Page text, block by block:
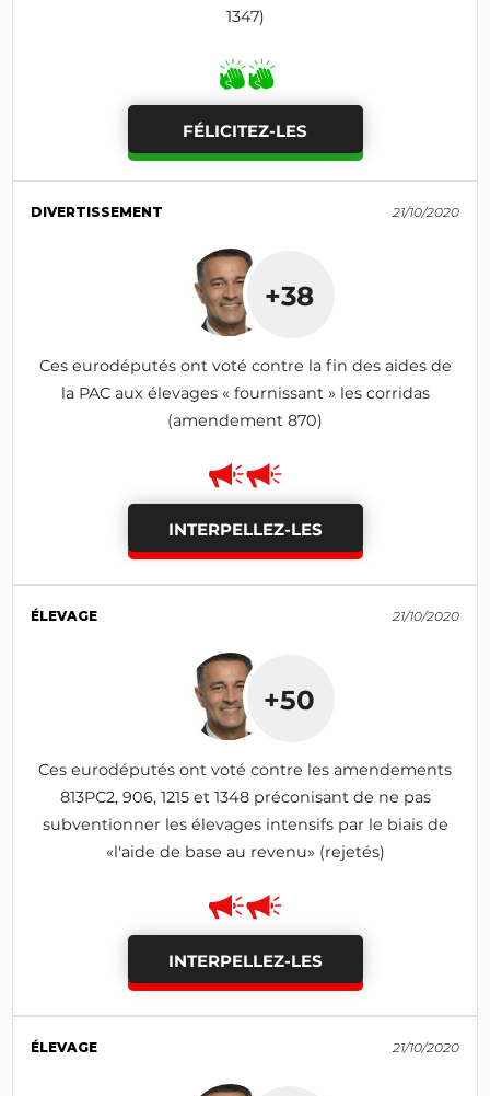
1347)
FÉLICITEZ-LES
DIVERTISSEMENT 21/10/2020
+38
Ces eurodéputés ont voté contre la fin des aides de
la PAC aux élevages « fournissant » les corridas
(amendement 870)
INTERPELLEZ-LES
ÉLEVAGE 21/10/2020
+50
Ces eurodéputés ont voté contre les amendements
813PC2, 906, 1215 et 1348 préconisant de ne pas
subventionner les élevages intensifs par le biais de
«l'aide de base au revenu» (rejetés)
INTERPELLEZ-LES
ÉLEVAGE 21/10/2020